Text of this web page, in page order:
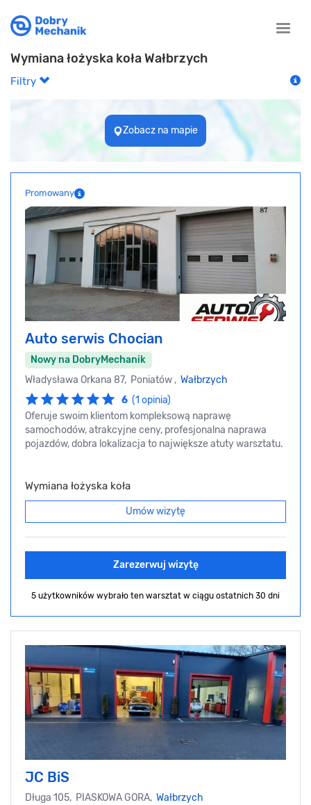
Toggle
Wymiana łożyska koła Wałbrzych
Filtry
Zobacz na mapie
Promowany
Auto serwis Chocian
Nowy na DobryMechanik
Władysława Orkana 87, Poniatów , Wałbrzych
6 (1 opinia)
Oferuje swoim klientom kompleksową naprawę
samochodów, atrakcyjne ceny, profesjonalna naprawa
pojazdów, dobra lokalizacja to największe atuty warsztatu.
Wymiana łożyska koła
Umów wizytę
Zarezerwuj wizytę
5 użytkowników wybrało ten warsztat w ciągu ostatnich 30 dni
JC BiS
Długa 105, PIASKOWA GORA, Wałbrzych